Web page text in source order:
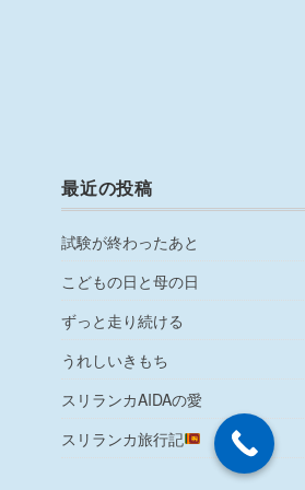
最近の投稿
試験が終わったあと
こどもの日と母の日
ずっと走り続ける
うれしいきもち
スリランカAIDAの愛
スリランカ旅行記